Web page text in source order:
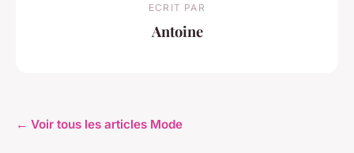
ECRIT PAR
Antoine
← Voir tous les articles Mode